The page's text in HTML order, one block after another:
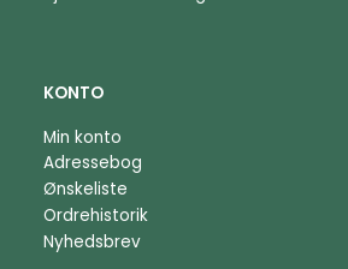
KONTO
Min konto
Adressebog
Ønskeliste
Ordrehistorik
Nyhedsbrev